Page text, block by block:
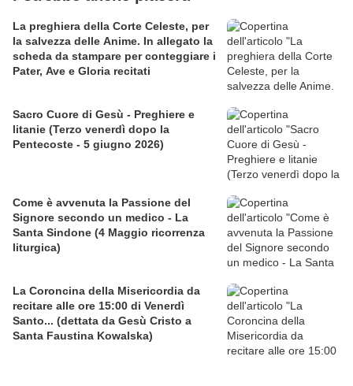
La preghiera della Corte Celeste, per
la salvezza delle Anime. In allegato la
scheda da stampare per conteggiare i
Pater, Ave e Gloria recitati
Sacro Cuore di Gesù - Preghiere e
litanie (Terzo venerdì dopo la
Pentecoste - 5 giugno 2026)
Come è avvenuta la Passione del
Signore secondo un medico - La
Santa Sindone (4 Maggio ricorrenza
liturgica)
La Coroncina della Misericordia da
recitare alle ore 15:00 di Venerdì
Santo... (dettata da Gesù Cristo a
Santa Faustina Kowalska)